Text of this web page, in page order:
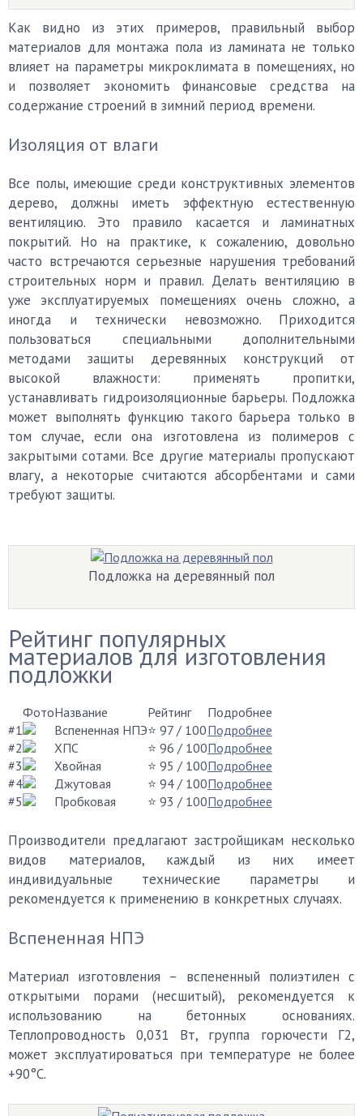
Как видно из этих примеров, правильный выбор
материалов для монтажа пола из ламината не только
влияет на параметры микроклимата в помещениях, но
и позволяет экономить финансовые средства на
содержание строений в зимний период времени.
Изоляция от влаги
Все полы, имеющие среди конструктивных элементов
дерево, должны иметь эффектную естественную
вентиляцию. Это правило касается и ламинатных
покрытий. Но на практике, к сожалению, довольно
часто встречаются серьезные нарушения требований
строительных норм и правил. Делать вентиляцию в
уже эксплуатируемых помещениях очень сложно, а
иногда и технически невозможно. Приходится
пользоваться специальными дополнительными
методами защиты деревянных конструкций от
высокой влажности: применять пропитки,
устанавливать гидроизоляционные барьеры. Подложка
может выполнять функцию такого барьера только в
том случае, если она изготовлена из полимеров с
закрытыми сотами. Все другие материалы пропускают
влагу, а некоторые считаются абсорбентами и сами
требуют защиты.
Подложка на деревянный пол
Рейтинг популярных
материалов для изготовления
подложки
ФотоНазвание Рейтинг
Подробнее
#1
Вспененная НПЭ⭐ 97 / 100Подробнее
#2
ХПС ⭐ 96 / 100Подробнее
#3
Хвойная ⭐ 95 / 100Подробнее
#4
Джутовая ⭐ 94 / 100Подробнее
#5
Пробковая ⭐ 93 / 100Подробнее
Производители предлагают застройщикам несколько
видов материалов, каждый из них имеет
индивидуальные технические параметры и
рекомендуется к применению в конкретных случаях.
Вспененная НПЭ
Материал изготовления – вспененный полиэтилен с
открытыми порами (несшитый), рекомендуется к
использованию на бетонных основаниях.
Теплопроводность 0,031 Вт, группа горючести Г2,
может эксплуатироваться при температуре не более
+90°С.